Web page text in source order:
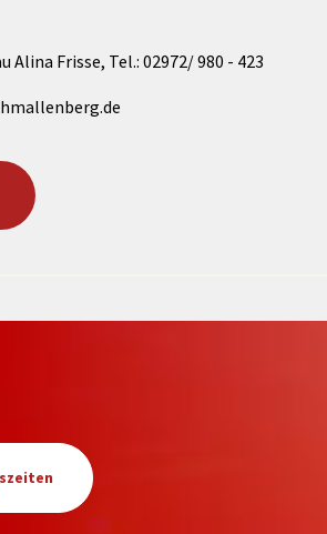
Alina Frisse, Tel.: 02972/ 980 - 423